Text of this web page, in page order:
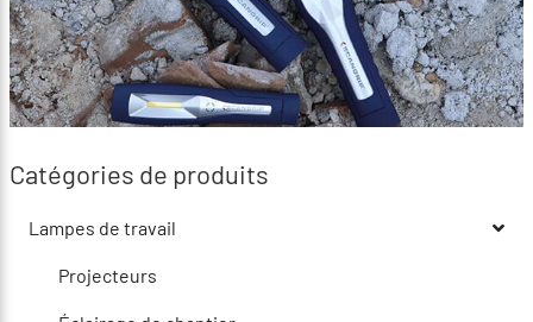
Catégories de produits
Lampes de travail
Projecteurs